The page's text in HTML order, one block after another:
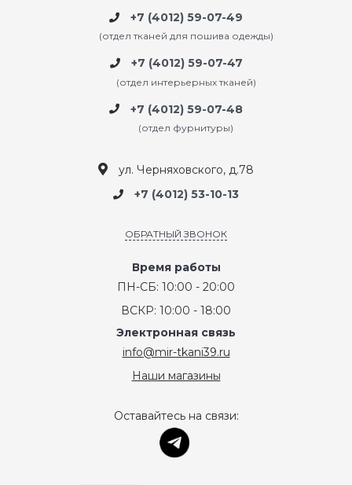
+7 (4012) 59-07-49
(отдел тканей для пошива одежды)
+7 (4012) 59-07-47
(отдел интерьерных тканей)
+7 (4012) 59-07-48
(отдел фурнитуры)
ул. Черняховского, д.78
+7 (4012) 53-10-13
ОБРАТНЫЙ ЗВОНОК
Время работы
ПН-СБ: 10:00 - 20:00
ВСКР: 10:00 - 18:00
Электронная связь
info@mir-tkani39.ru
Наши магазины
Оставайтесь на связи: